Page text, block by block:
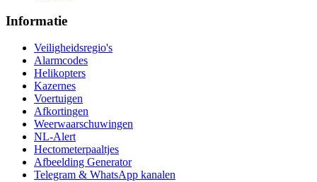
Informatie
Veiligheidsregio's
Alarmcodes
Helikopters
Kazernes
Voertuigen
Afkortingen
Weerwaarschuwingen
NL-Alert
Hectometerpaaltjes
Afbeelding Generator
Telegram & WhatsApp kanalen